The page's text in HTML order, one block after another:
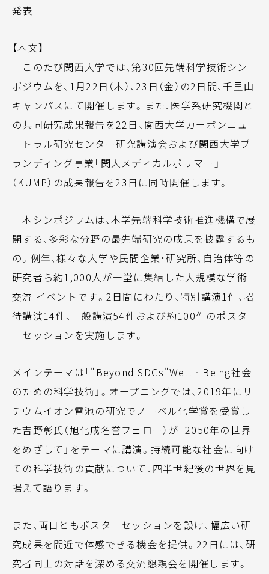
発表
【本文】
このたび関西大学では、第30回先端科学技術シン
ポジウムを、1月22日（木）、23日（金）の2日間、千里山
キャンパスにて開催します。また、医学系研究機関と
の共同研究成果報告を22日、関西大学カーボンニュ
ートラル研究センター研究講演会および関西大学ブ
ランディング事業「関大メディカルポリマー」
（KUMP）の成果報告を23日に同時開催します。
本シンポジウムは、本学先端科学技術推進機構で展
開する、多彩な分野の最先端研究の成果を披露するも
の。例年、様々な大学や民間企業・研究所、自治体等の
研究者ら約1,000人が一堂に集結した大規模な学術
交流 イベントです。2日間にわたり、特別講演1件、招
待講演14件、一般講演54件および約100件のポスタ
ーセッションを実施します。
メインテーマは「"Beyond SDGs"Well‐Being社会
のための科学技術」。オープニングでは、2019年にリ
チウムイオン電池の研究でノーベル化学賞を受賞し
た吉野彰氏（旭化成名誉フェロー）が「2050年の世界
をめざして」をテーマに講演。持続可能な社会に向け
ての科学技術の貢献について、四半世紀後の世界を見
据えて語ります。
また、両日ともポスターセッションを設け、幅広い研
究成果を間近で体感できる機会を提供。22日には、研
究者同士の対話を深める交流懇親会を開催します。